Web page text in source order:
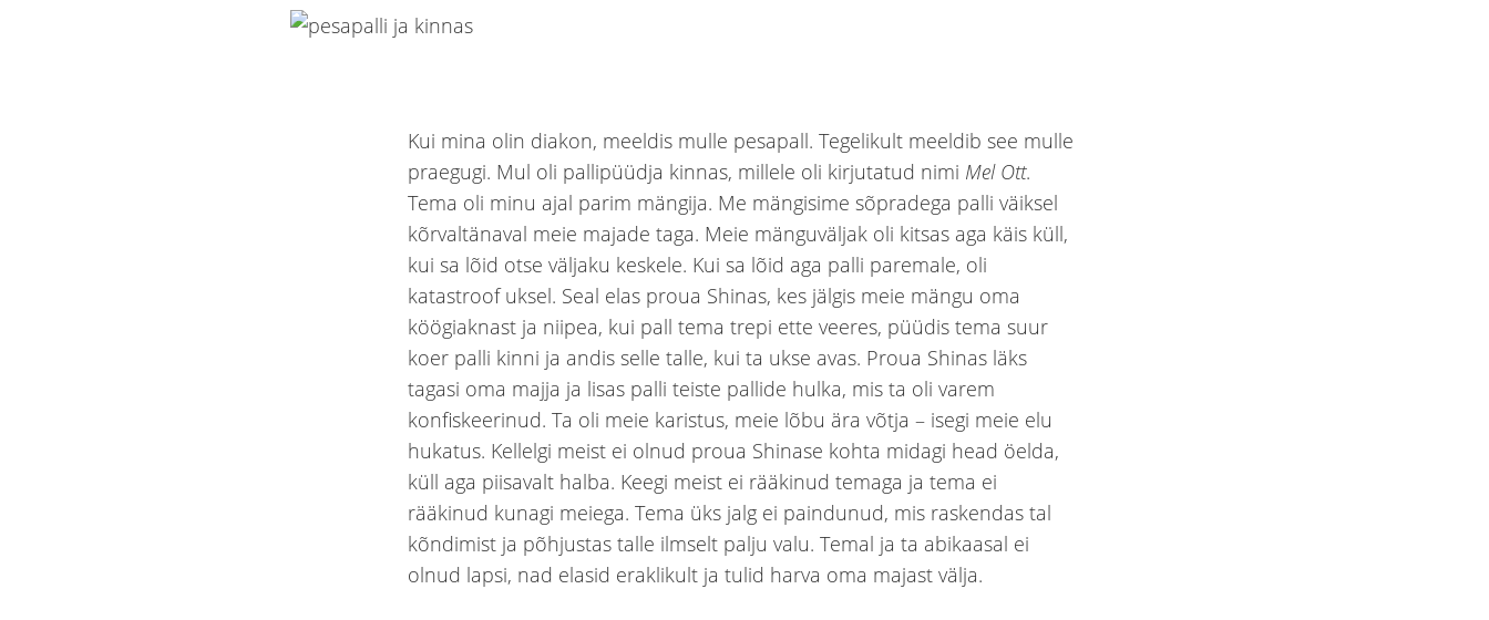
Kui mina olin diakon, meeldis mulle pesapall. Tegelikult meeldib see mulle
praegugi. Mul oli pallipüüdja kinnas, millele oli kirjutatud nimi Mel Ott.
Tema oli minu ajal parim mängija. Me mängisime sõpradega palli väiksel
kõrvaltänaval meie majade taga. Meie mänguväljak oli kitsas aga käis küll,
kui sa lõid otse väljaku keskele. Kui sa lõid aga palli paremale, oli
katastroof uksel. Seal elas proua Shinas, kes jälgis meie mängu oma
köögiaknast ja niipea, kui pall tema trepi ette veeres, püüdis tema suur
koer palli kinni ja andis selle talle, kui ta ukse avas. Proua Shinas läks
tagasi oma majja ja lisas palli teiste pallide hulka, mis ta oli varem
konfiskeerinud. Ta oli meie karistus, meie lõbu ära võtja – isegi meie elu
hukatus. Kellelgi meist ei olnud proua Shinase kohta midagi head öelda,
küll aga piisavalt halba. Keegi meist ei rääkinud temaga ja tema ei
rääkinud kunagi meiega. Tema üks jalg ei paindunud, mis raskendas tal
kõndimist ja põhjustas talle ilmselt palju valu. Temal ja ta abikaasal ei
olnud lapsi, nad elasid eraklikult ja tulid harva oma majast välja.